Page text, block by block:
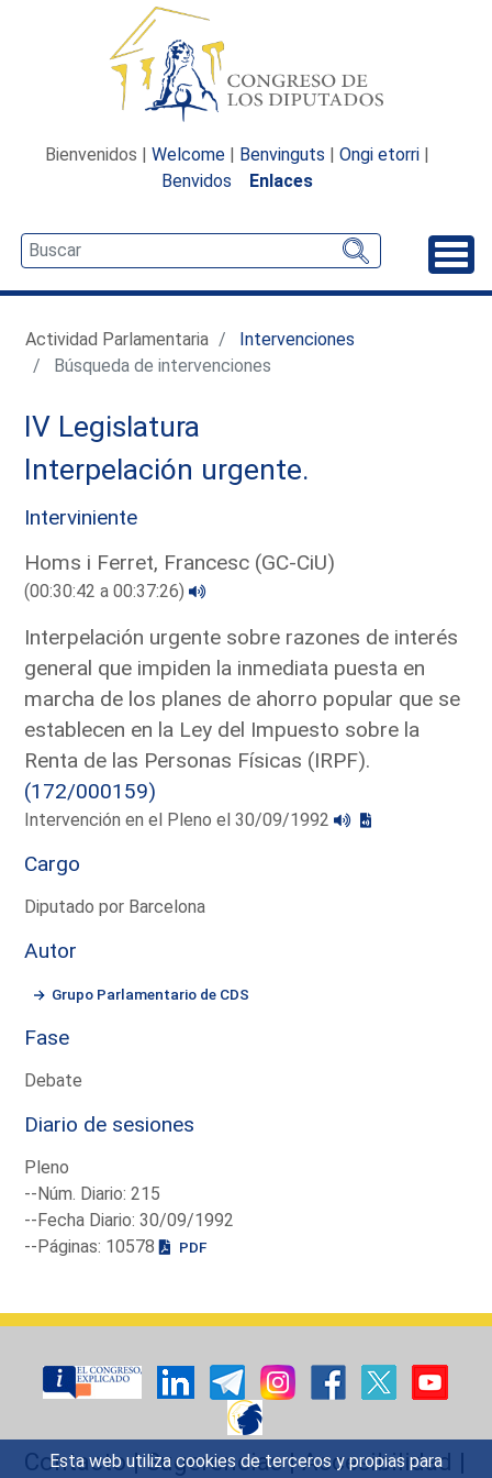
Esta web utiliza cookies de terceros y propias para
Bienvenidos | Welcome | Benvinguts | Ongi etorri |
Benvidos
Enlaces
Actividad Parlamentaria
Intervenciones
Búsqueda de intervenciones
IV Legislatura
Interpelación urgente.
Interviniente
Homs i Ferret, Francesc (GC-CiU)
(00:30:42 a 00:37:26)
Interpelación urgente sobre razones de interés
general que impiden la inmediata puesta en
marcha de los planes de ahorro popular que se
establecen en la Ley del Impuesto sobre la
Renta de las Personas Físicas (IRPF).
(172/000159)
Intervención en el Pleno el 30/09/1992
Cargo
Diputado por Barcelona
Autor
Grupo Parlamentario de CDS
Fase
Debate
Diario de sesiones
Pleno
--Núm. Diario: 215
--Fecha Diario: 30/09/1992
--Páginas: 10578
PDF
Contacto|Sugerencias|Accesibilidad |